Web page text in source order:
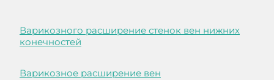
Варикозного расширение стенок вен нижних
конечностей
Варикозное расширение вен